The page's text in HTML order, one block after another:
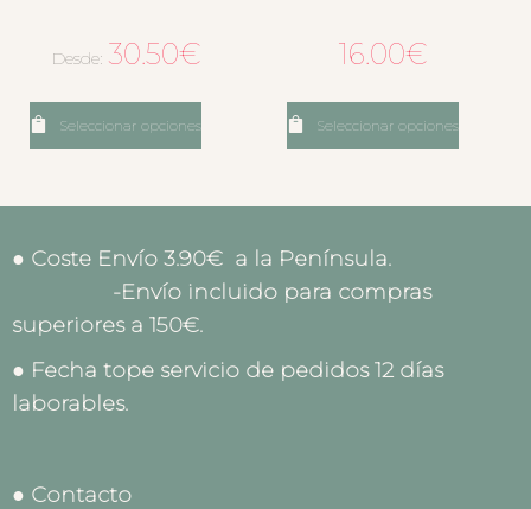
Desde: 30.50€
Seleccionar opciones
16.00€
Seleccionar opciones
● Coste Envío 3.90€ a la Península.
-Envío incluido para compras
superiores a 150€.
● Fecha tope servicio de pedidos 12 días
laborables.
● Contacto